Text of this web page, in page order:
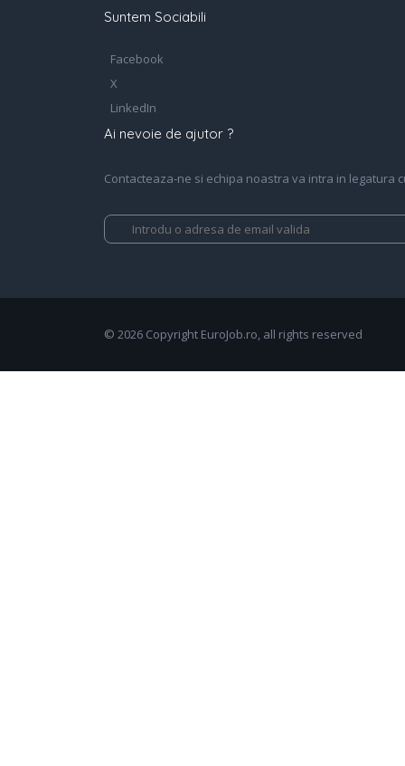
Suntem Sociabili
Facebook
X
LinkedIn
Ai nevoie de ajutor ?
Contacteaza-ne si echipa noastra va intra in legatura
© 2026 Copyright EuroJob.ro, all rights reserved